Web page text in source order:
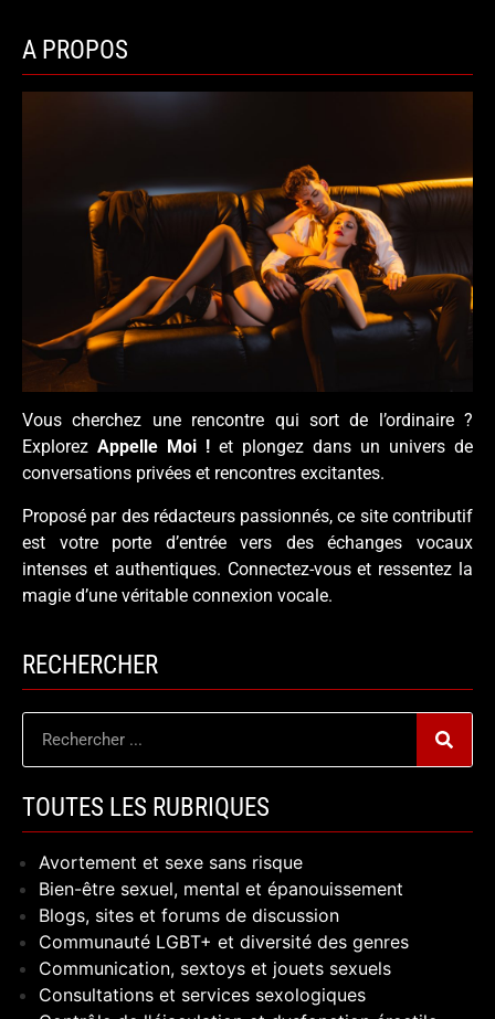
A PROPOS
Vous cherchez une rencontre qui sort de l’ordinaire ?
Explorez Appelle Moi ! et plongez dans un univers de
conversations privées et rencontres excitantes.
Proposé par des rédacteurs passionnés, ce site contributif
est votre porte d’entrée vers des échanges vocaux
intenses et authentiques. Connectez-vous et ressentez la
magie d’une véritable connexion vocale.
RECHERCHER
TOUTES LES RUBRIQUES
Avortement et sexe sans risque
Bien-être sexuel, mental et épanouissement
Blogs, sites et forums de discussion
Communauté LGBT+ et diversité des genres
Communication, sextoys et jouets sexuels
Consultations et services sexologiques